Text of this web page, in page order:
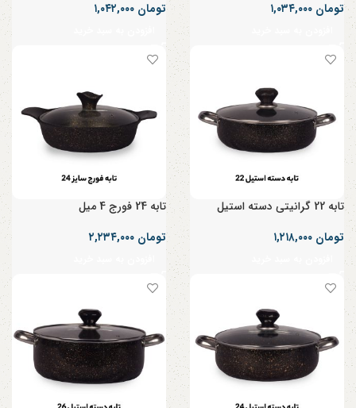
تومان
تومان
تابه 22 گرانیتی دسته استیل
تومان
تابه 24 فورج 4 میل
تومان